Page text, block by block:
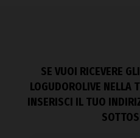
SE VUOI RICEVERE
LOGUDOROLIVE NELLA
INSERISCI IL TUO